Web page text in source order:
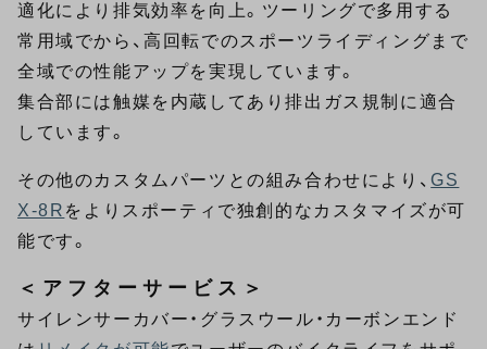
適化により排気効率を向上。ツーリングで多用する
常用域でから、高回転でのスポーツライディングまで
全域での性能アップを実現しています。
集合部には触媒を内蔵してあり排出ガス規制に適合
しています。
その他のカスタムパーツとの組み合わせにより、 GS
X-8R をよりスポーティで独創的なカスタマイズが可
能です。
＜アフターサービス＞
サイレンサーカバー・グラスウール・カーボンエンド